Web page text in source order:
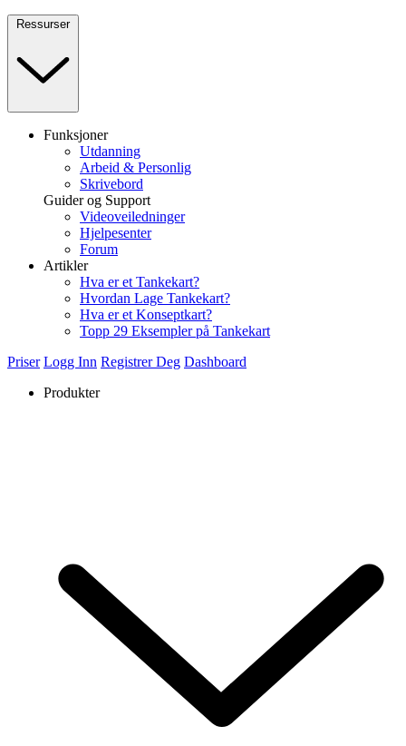
Ressurser
Funksjoner
Utdanning
Arbeid & Personlig
Skrivebord
Guider og Support
Videoveiledninger
Hjelpesenter
Forum
Artikler
Hva er et Tankekart?
Hvordan Lage Tankekart?
Hva er et Konseptkart?
Topp 29 Eksempler på Tankekart
Priser Logg Inn Registrer Deg Dashboard
Produkter